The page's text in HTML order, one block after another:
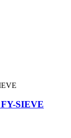
SIEVE